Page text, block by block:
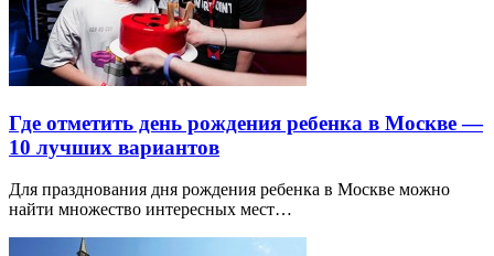
Где отметить день рождения ребенка в Москве —
10 лучших вариантов
Для празднования дня рождения ребенка в Москве можно
найти множество интересных мест…